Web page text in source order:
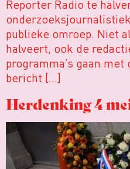
Reporter Radio te
publieke omroep. Niet
halveert, ook de
programma’s gaan
bericht […]
Herdenking 4